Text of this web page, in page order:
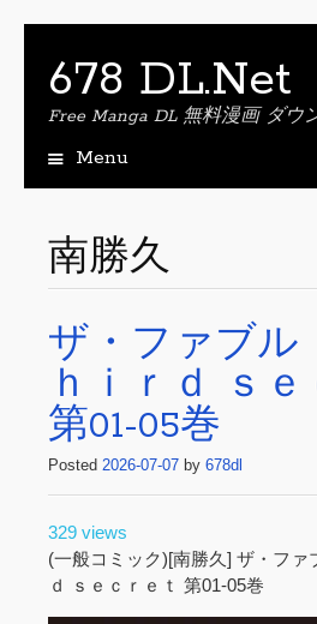
678 DL.Net
Free Manga DL 無料漫画 ダウ
Menu
p
c
o
n
t
e
南勝久
ザ・ファブル
ｈｉｒｄ ｓｅ
第01-05巻
Posted 2026-07-07 by 678dl
329 views
(一般コミック)[南勝久] ザ・ファ
ｄ ｓｅｃｒｅｔ 第01-05巻